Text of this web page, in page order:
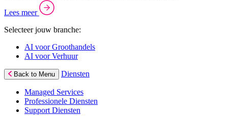
Lees meer
Selecteer jouw branche:
AI voor Groothandels
AI voor Verhuur
Back to Menu Diensten
Managed Services
Professionele Diensten
Support Diensten